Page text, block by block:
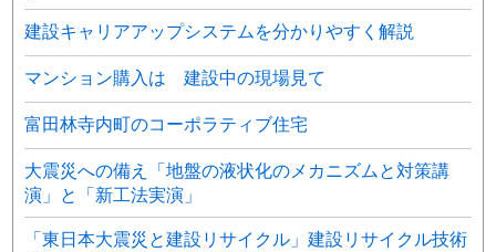
建設キャリアアップシステムを分かりやすく解説
マンション購入は 建設中の現場見て
富田林寺内町のコーポラティブ住宅
大震災への備え「地盤の液状化のメカニズムと対策講
演」と「新工法実演」
「東日本大震災と建設リサイクル」建設リサイクル技術